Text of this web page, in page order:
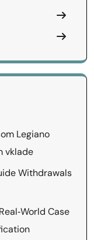
Legiano
vklade
Withdrawals
Case